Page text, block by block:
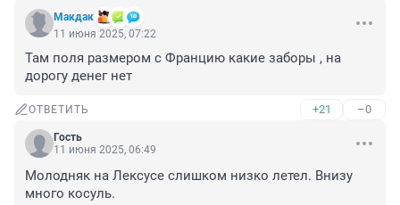
Макдак
11 июня 2025, 07:22
Там поля размером с Францию какие заборы , на
дорогу денег нет
ОТВЕТИТЬ +21 –0
Гость
11 июня 2025, 06:49
Молодняк на Лексусе слишком низко летел. Внизу
много косуль.